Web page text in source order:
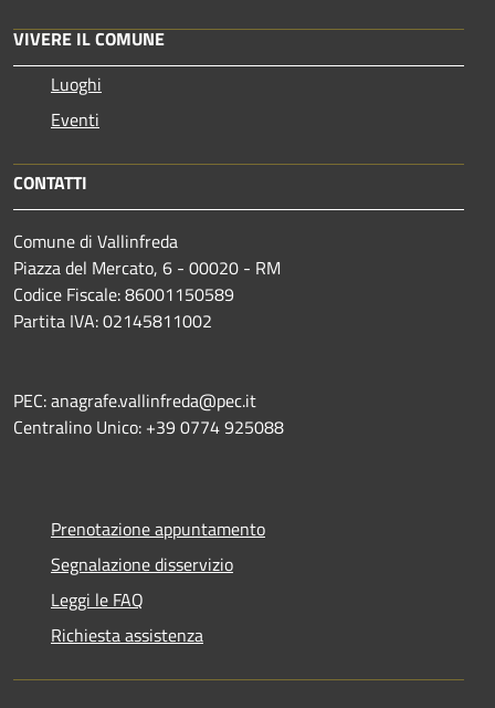
VIVERE IL COMUNE
Luoghi
Eventi
CONTATTI
Comune di Vallinfreda
Piazza del Mercato, 6 - 00020 - RM
Codice Fiscale: 86001150589
Partita IVA: 02145811002
PEC: anagrafe.vallinfreda@pec.it
Centralino Unico: +39 0774 925088
Prenotazione appuntamento
Segnalazione disservizio
Leggi le FAQ
Richiesta assistenza